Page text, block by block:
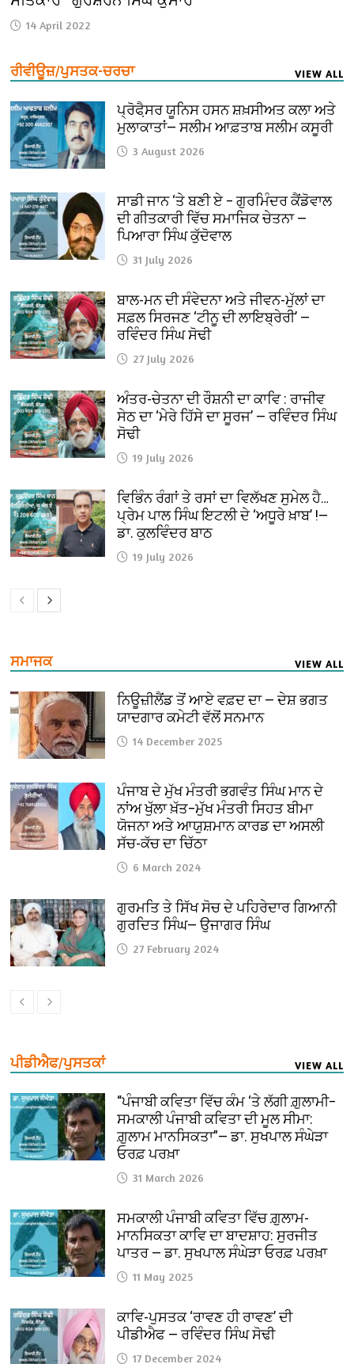
14 April 2022
ਰੀਵੀਊਜ਼/ਪੁਸਤਕ-ਚਰਚਾ VIEW ALL
ਪ੍ਰੋਫੈ਼ਸਰ ਯੂਨਿਸ ਹਸਨ ਸ਼ਖ਼ਸੀਅਤ ਕਲਾ ਅਤੇ
ਮੁਲਾਕਾਤਾਂ— ਸਲੀਮ ਆਫ਼ਤਾਬ ਸਲੀਮ ਕਸੂਰੀ
3 August 2026
ਸਾਡੀ ਜਾਨ ‘ਤੇ ਬਣੀ ਏ – ਗੁਰਮਿੰਦਰ ਕੈਂਡੋਵਾਲ
ਦੀ ਗੀਤਕਾਰੀ ਵਿੱਚ ਸਮਾਜਿਕ ਚੇਤਨਾ —
ਪਿਆਰਾ ਸਿੰਘ ਕੁੱਦੋਵਾਲ
31 July 2026
ਬਾਲ-ਮਨ ਦੀ ਸੰਵੇਦਨਾ ਅਤੇ ਜੀਵਨ-ਮੁੱਲਾਂ ਦਾ
ਸਫ਼ਲ ਸਿਰਜਣ ‘ਟੀਨੂ ਦੀ ਲਾਇਬ੍ਰੇਰੀ’ —
ਰਵਿੰਦਰ ਸਿੰਘ ਸੋਢੀ
27 July 2026
ਅੰਤਰ-ਚੇਤਨਾ ਦੀ ਰੌਸ਼ਨੀ ਦਾ ਕਾਵਿ : ਰਾਜੀਵ
ਸੇਠ ਦਾ ‘ਮੇਰੇ ਹਿੱਸੇ ਦਾ ਸੂਰਜ’ — ਰਵਿੰਦਰ ਸਿੰਘ
ਸੋਢੀ
19 July 2026
ਵਿਭਿੰਨ ਰੰਗਾਂ ਤੇ ਰਸਾਂ ਦਾ ਵਿਲੱਖਣ ਸੁਮੇਲ ਹੈ…
ਪ੍ਰੇਮ ਪਾਲ ਸਿੰਘ ਇਟਲੀ ਦੇ ‘ਅਧੂਰੇ ਖ਼ਾਬ’ !—
ਡਾ. ਕੁਲਵਿੰਦਰ ਬਾਠ
19 July 2026
ਸਮਾਜਕ VIEW ALL
ਨਿਊਜ਼ੀਲੈਂਡ ਤੋਂ ਆਏ ਵਫ਼ਦ ਦਾ — ਦੇਸ਼ ਭਗਤ
ਯਾਦਗਾਰ ਕਮੇਟੀ ਵੱਲੋਂ ਸਨਮਾਨ
14 December 2025
ਪੰਜਾਬ ਦੇ ਮੁੱਖ ਮੰਤਰੀ ਭਗਵੰਤ ਸਿੰਘ ਮਾਨ ਦੇ
ਨਾਂਅ ਖੁੱਲਾ ਖ਼ੱਤ–ਮੁੱਖ ਮੰਤਰੀ ਸਿਹਤ ਬੀਮਾ
ਯੋਜਨਾ ਅਤੇ ਆਯੁਸ਼ਮਾਨ ਕਾਰਡ ਦਾ ਅਸਲੀ
ਸੱਚ-ਕੱਚ ਦਾ ਚਿੱਠਾ
6 March 2024
ਗੁਰਮਤਿ ਤੇ ਸਿੱਖ ਸੋਚ ਦੇ ਪਹਿਰੇਦਾਰ ਗਿਆਨੀ
ਗੁਰਦਿਤ ਸਿੰਘ— ਉਜਾਗਰ ਸਿੰਘ
27 February 2024
ਪੀਡੀਐਫ/ਪੁਸਤਕਾਂ VIEW ALL
“ਪੰਜਾਬੀ ਕਵਿਤਾ ਵਿੱਚ ਕੰਮ ‘ਤੇ ਲੱਗੀ ਗ਼ੁਲਾਮੀ–
ਸਮਕਾਲੀ ਪੰਜਾਬੀ ਕਵਿਤਾ ਦੀ ਮੂਲ ਸੀਮਾ:
ਗ਼ੁਲਾਮ ਮਾਨਸਿਕਤਾ”— ਡਾ. ਸੁਖਪਾਲ ਸੰਘੇੜਾ
ਓਰਫ਼ ਪਰਖ਼ਾ
31 March 2026
ਸਮਕਾਲੀ ਪੰਜਾਬੀ ਕਵਿਤਾ ਵਿੱਚ ਗ਼ੁਲਾਮ-
ਮਾਨਸਿਕਤਾ ਕਾਵਿ ਦਾ ਬਾਦਸ਼ਾਹ: ਸੁਰਜੀਤ
ਪਾਤਰ — ਡਾ. ਸੁਖਪਾਲ ਸੰਘੇੜਾ ਓਰਫ਼ ਪਰਖ਼ਾ
11 May 2025
ਕਾਵਿ-ਪੁਸਤਕ ‘ਰਾਵਣ ਹੀ ਰਾਵਣ’ ਦੀ
ਪੀਡੀਐਫ — ਰਵਿੰਦਰ ਸਿੰਘ ਸੋਢੀ
17 December 2024